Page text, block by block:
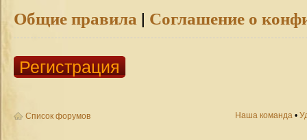
Общие правила | Соглашение о
Регистрация
Список форумов Наша команда •